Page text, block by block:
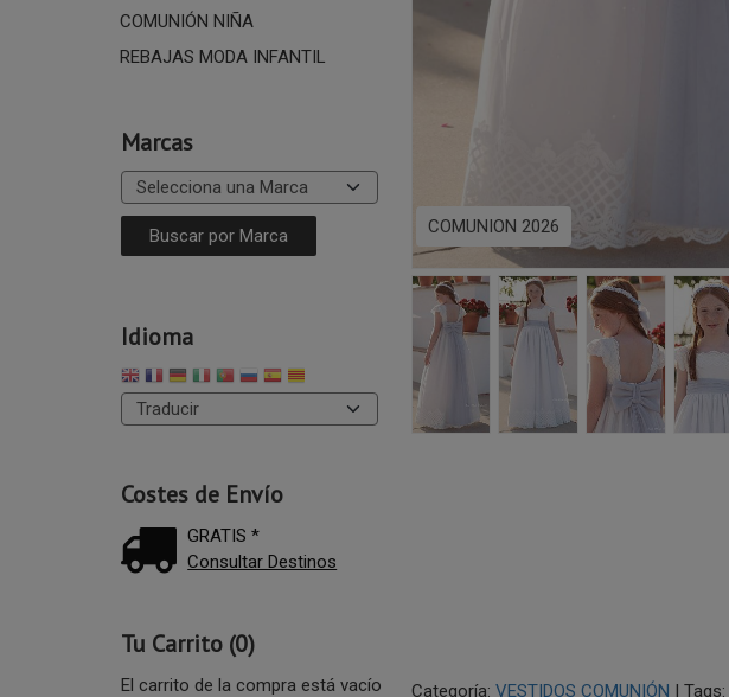
COMUNIÓN NIÑA
REBAJAS MODA INFANTIL
Marcas
Idioma
Costes de Envío
GRATIS *
Consultar Destinos
Tu Carrito (0)
El carrito de la compra está vacío
COMUNION 2026
Categoría: VESTIDOS COMUNIÓN | Tags: